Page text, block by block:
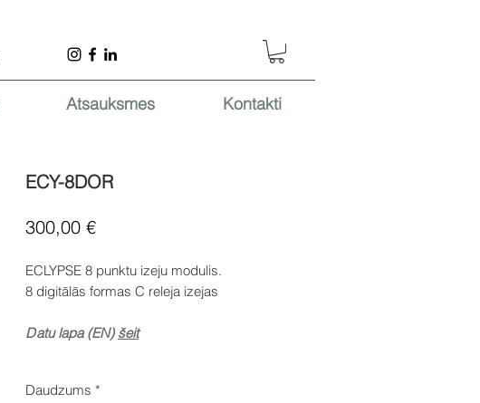
Atsauksmes Kontakti
ECY-8DOR
300,00 €Cena
ECLYPSE 8 punktu izeju modulis.
8 digitālās formas C releja izejas
Datu lapa (EN) šeit
Daudzums *